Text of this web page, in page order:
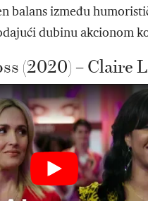
balans između
dubinu akcionom
(2020) – Claire